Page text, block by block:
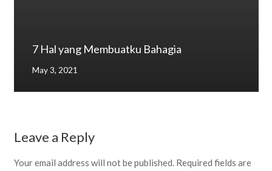
7 Hal yang Membuatku Bahagia
May 3, 2021
Leave a Reply
Your email address will not be published. Required fields are